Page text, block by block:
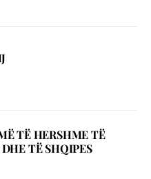
TË HERSHME TË
TË SHQIPES